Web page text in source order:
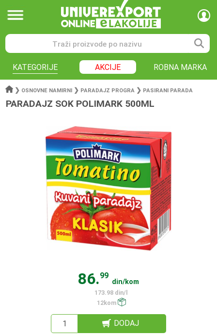
KATEGORIJE AKCIJE ROBNA MARKA
❯ OSNOVNE NAMIRNI ❯ PARADAJZ PROGRA ❯ PASIRANI PARADA
PARADAJZ SOK POLIMARK 500ML
86.99
din/kom
173.98 din/l
12kom
DODAJ